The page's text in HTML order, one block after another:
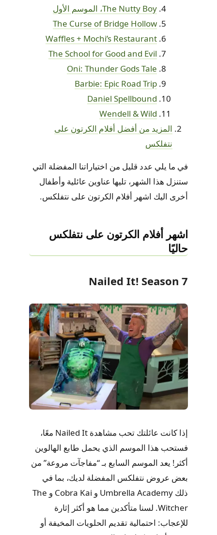
The Nutty Boy، الموسم الأول
The Curse of Bridge Hollow
Waffles + Mochi’s Restaurant
The School for Good and Evil
Oni: Thunder Gods Tale
Barbie: Epic Road Trip
Daniel Spellbound
Wendell & Wild
المزيد من أفضل أفلام الكرتون على
نتفلكس
في ما يلي عدد قليل من اختياراتنا المفضلة التي
ستنزل هذا الشهر، تليها عناوين عائلية وأطفال
أخرى اليك اشهر أفلام الكرتون على نتفلكس.
اشهر أفلام الكرتون على نتفلكس
حاليًا
Nailed It! Season 7
إذا كانت عائلتك تحب مشاهدة Nailed It معًا،
فستحب هذا الموسم الذي يحمل طابع الهالوين
أكثر! يعد الموسم السابع بـ “مفاجآت مروعة” من
بعض عروض نتفلكس المفضلة لديك، بما في
ذلك Umbrella Academy و Cobra Kai و The
Witcher. لسنا متأكدين مما هو أكثر إثارة
للإعجاب: احتمالية تقديم الحلويات المخيفة أو